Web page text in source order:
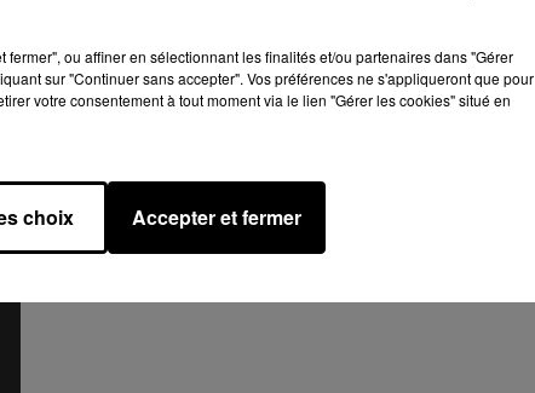
ou affiner en sélectionnant les finalités et/ou partenaires dans "Gérer
sur "Continuer sans accepter". Vos préférences ne s'appliqueront que pour
votre consentement à tout moment via le lien "Gérer les cookies" situé en
choix Accepter et fermer